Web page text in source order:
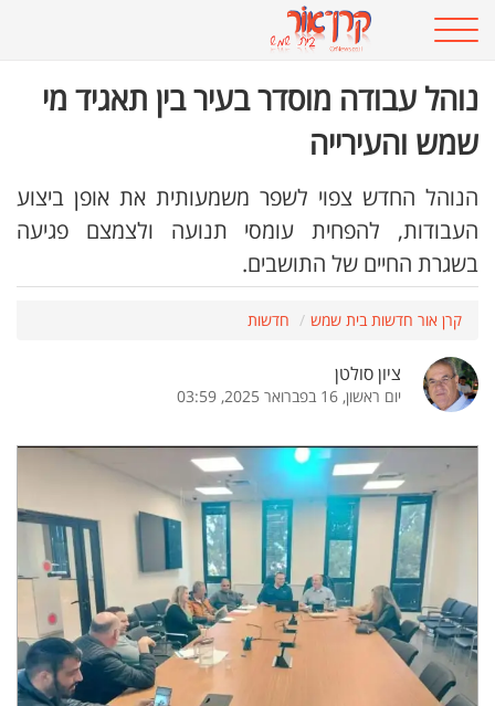
נוהל עבודה מוסדר בעיר בין תאגיד מי
שמש והעירייה
הנוהל החדש צפוי לשפר משמעותית את אופן ביצוע
העבודות, להפחית עומסי תנועה ולצמצם פגיעה
בשגרת החיים של התושבים.
קרן אור חדשות בית שמש חדשות
ציון סולטן
יום ראשון, 16 בפברואר 2025, 03:59